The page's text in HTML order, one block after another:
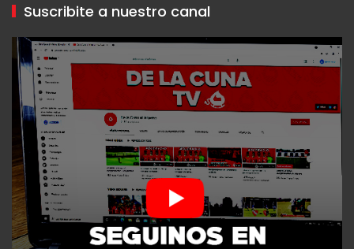
Suscribite a nuestro canal